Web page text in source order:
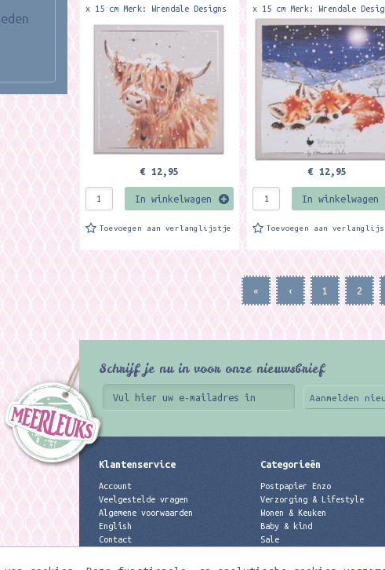
Cards
x 15 cm Merk: Wrendale Designs
These luxury boxed cards are
beautifully illustrated by
Hannah Dale, are finished...
€ 12,95
In winkelwagen
Toevoegen aan verlanglijstje
Cards
x 15 cm Merk: Wrendale
These luxury boxed cards are
beautifully illustrated by
Hannah Dale, are finished...
€ 12,95
In winkelwagen
Toevoegen aan
« ‹ 1 2
Schrijf je nu in voor onze nieuwsbrief
Aanmelden
Klantenservice
Account
Veelgestelde vragen
Algemene voorwaarden
English
Contact
Categorieën
Postpapier Enzo
Verzorging & Lifestyle
Wonen & Keuken
Baby & kind
Sale
Best verkochte producten